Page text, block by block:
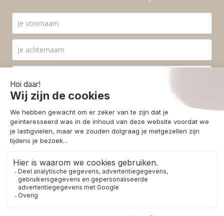
Ik ga akkoord met deprivacyvoorwaarden
Aanmelden
© 2026 - Homestore Bergen